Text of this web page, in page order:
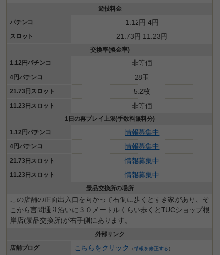
遊技料金
パチンコ
1.12円 4円
スロット 21.73円 11.23円
交換率(換金率)
1.12円パチンコ
非等価
4円パチンコ 28玉
21.73円スロット 5.2枚
11.23円スロット 非等価
1日の再プレイ上限(手数料無料分)
1.12円パチンコ
情報募集中
4円パチンコ 情報募集中
21.73円スロット 情報募集中
11.23円スロット 情報募集中
景品交換所の場所
この店舗の正面出入口を向かって右側に歩くとすき家があり、そ
こから言問通り沿いに３０メートルくらい歩くとTUCショップ根
岸店(景品交換所)が右手側にあります。
外部リンク
店舗ブログ
こちらをクリック （情報を修正する ）